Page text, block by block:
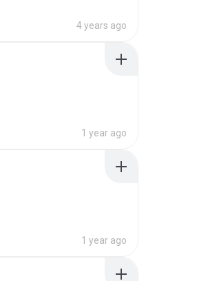
4 years ago
1 year ago
1 year ago